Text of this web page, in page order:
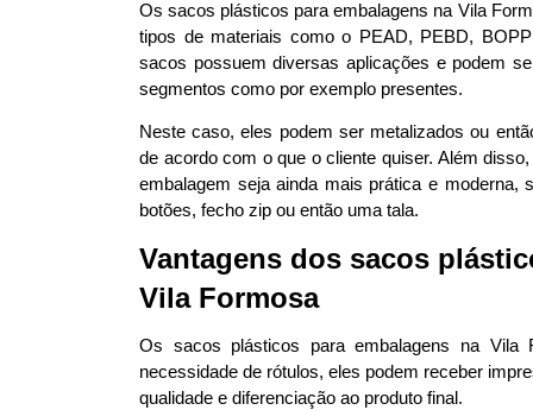
Os sacos plásticos para embalagens na Vila
tipos de materiais como o PEAD, PEBD,
sacos possuem diversas aplicações e podem
segmentos como por exemplo presentes.
Neste caso, eles podem ser metalizados ou
de acordo com o que o cliente quiser. Além
embalagem seja ainda mais prática e moderna,
botões, fecho zip ou então uma tala.
Vantagens dos sacos
Vila Formosa
Os sacos plásticos para embalagens na Vila
necessidade de rótulos, eles podem receber
qualidade e diferenciação ao produto final.